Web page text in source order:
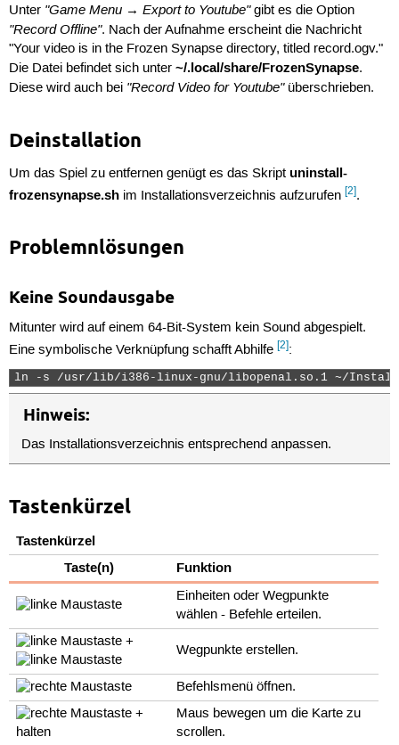
Unter "Game Menu → Export to Youtube"gibt es die Option
"Record Offline". Nach der Aufnahme erscheint die Nachricht
"Your video is in the Frozen Synapse directory, titled record.ogv."
Die Datei befindet sich unter ~/.local/share/FrozenSynapse.
Diese wird auch bei "Record Video for Youtube"überschrieben.
Deinstallation
Um das Spiel zu entfernen genügt es das Skript uninstall-
frozensynapse.shim Installationsverzeichnis aufzurufen [2].
Problemnlösungen
Keine Soundausgabe
Mitunter wird auf einem 64-Bit-System kein Sound abgespielt.
Eine symbolische Verknüpfung schafft Abhilfe [2]:
ln -s /usr/lib/i386-linux-gnu/libopenal.so.1 ~/
Hinweis:
Das Installationsverzeichnis entsprechend anpassen.
Tastenkürzel
Tastenkürzel
Taste(n)
Funktion
Einheiten oder Wegpunkte
wählen - Befehle erteilen.
+
Wegpunkte erstellen.
Befehlsmenü öffnen.
+
halten
Maus bewegen um die Karte zu
scrollen.